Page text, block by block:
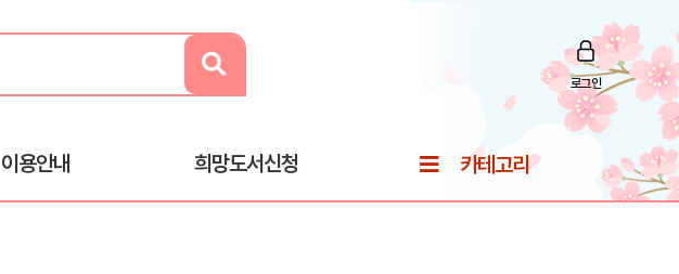
로그인
이용안내 희망도서신청 카테고리